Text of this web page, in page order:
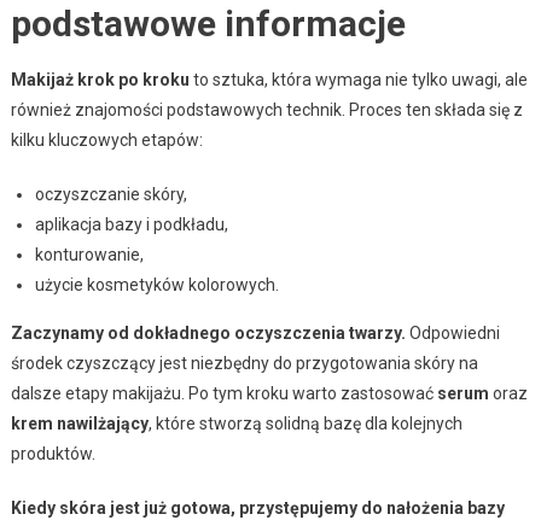
podstawowe informacje
Makijaż krok po kroku to sztuka, która wymaga nie tylko uwagi, ale
również znajomości podstawowych technik. Proces ten składa się z
kilku kluczowych etapów:
oczyszczanie skóry,
aplikacja bazy i podkładu,
konturowanie,
użycie kosmetyków kolorowych.
Zaczynamy od dokładnego oczyszczenia twarzy. Odpowiedni
środek czyszczący jest niezbędny do przygotowania skóry na
dalsze etapy makijażu. Po tym kroku warto zastosować serum oraz
krem nawilżający, które stworzą solidną bazę dla kolejnych
produktów.
Kiedy skóra jest już gotowa, przystępujemy do nałożenia bazy